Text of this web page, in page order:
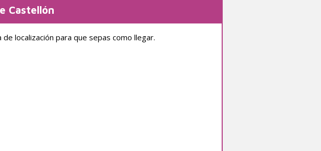
Castellón
localización para que sepas como llegar.